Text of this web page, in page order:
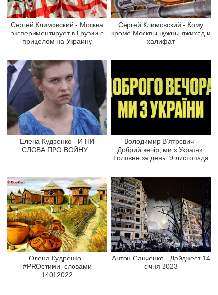
Сергей Климовский - Москва
экспериментирует в Грузии с
прицелом на Украину
Сергей Климовский - Кому
кроме Москвы нужны джихад и
халифат
Елена Кудренко - И НИ
СЛОВА ПРО ВОЙНУ...
Володимир В’ятрович -
Добрий вечір, ми з України.
Головне за день. 9 листопада
Олена Кудренко -
#PROстими_словами
14012022
Антон Санченко - Дайджест 14
січня 2023